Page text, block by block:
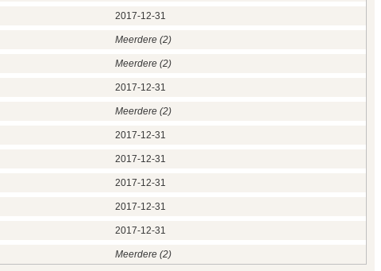
2017‑12‑31
Meerdere (2)
Meerdere (2)
2017‑12‑31
Meerdere (2)
2017‑12‑31
2017‑12‑31
2017‑12‑31
2017‑12‑31
2017‑12‑31
Meerdere (2)